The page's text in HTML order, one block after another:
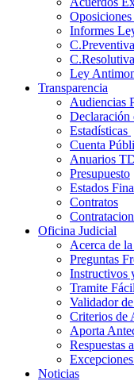
Informes
Ley
Transparencia
Audiencias
Declaración
Estadísticas
Cuenta
Anuarios
Presupuesto
Estados
Contratos
Oficina Judicial
Acerca de
Preguntas
Instructivos
Tramite Fácil
Validador
Criterios de
Aporta
Respuestas
Noticias